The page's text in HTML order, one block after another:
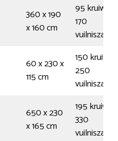
360 x 190
x 160 cm
95
170
60 x 230 x
115 cm
150
250
650 x 230
x 165 cm
195
330